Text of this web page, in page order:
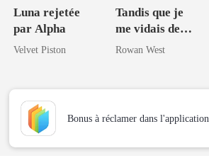
Luna rejetée
par Alpha
Velvet Piston
Tandis que je
me vidais de
mon sang, il
elle
Rowan West
Bonus à réclamer dans l'application